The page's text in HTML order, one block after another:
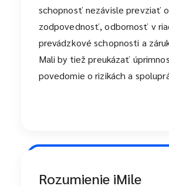
schopnosť nezávisle prevziať
zodpovednosť, odbornosť v
prevádzkové schopnosti a
Mali by tiež preukázať
povedomie o rizikách a
Rozumienie iMile